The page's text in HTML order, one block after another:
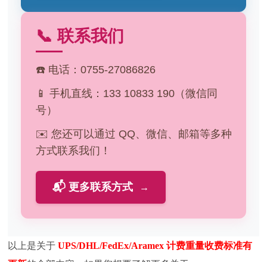
📞 联系我们
☎️ 电话：0755-27086826
📱 手机直线：133 10833 190（微信同
号）
✉️ 您还可以通过 QQ、微信、邮箱等多种
方式联系我们！
📬 更多联系方式 →
以上是关于 UPS/DHL/FedEx/Aramex 计费重量收费标准有